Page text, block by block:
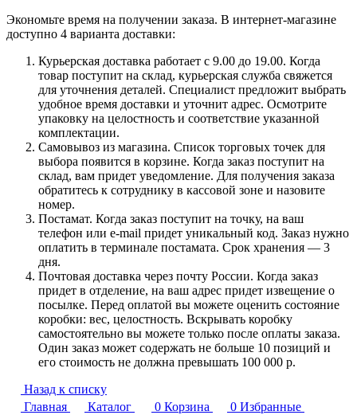
Экономьте время на получении заказа. В интернет-магазине
доступно 4 варианта доставки:
Курьерская доставка работает с 9.00 до 19.00. Когда
товар поступит на склад, курьерская служба свяжется
для уточнения деталей. Специалист предложит выбрать
удобное время доставки и уточнит адрес. Осмотрите
упаковку на целостность и соответствие указанной
комплектации.
Самовывоз из магазина. Список торговых точек для
выбора появится в корзине. Когда заказ поступит на
склад, вам придет уведомление. Для получения заказа
обратитесь к сотруднику в кассовой зоне и назовите
номер.
Постамат. Когда заказ поступит на точку, на ваш
телефон или e-mail придет уникальный код. Заказ нужно
оплатить в терминале постамата. Срок хранения — 3
дня.
Почтовая доставка через почту России. Когда заказ
придет в отделение, на ваш адрес придет извещение о
посылке. Перед оплатой вы можете оценить состояние
коробки: вес, целостность. Вскрывать коробку
самостоятельно вы можете только после оплаты заказа.
Один заказ может содержать не больше 10 позиций и
его стоимость не должна превышать 100 000 р.
Назад к списку
Главная
Каталог 0 Корзина 0 Избранные